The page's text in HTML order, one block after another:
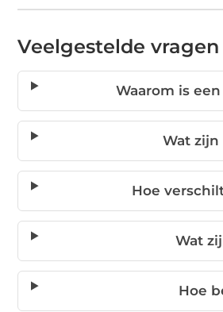
Veelgestelde vragen
Waarom is
Wat zijn
Hoe
Wat
Hoe